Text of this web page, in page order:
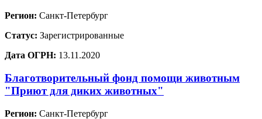
Регион: Санкт-Петербург
Статус: Зарегистрированные
Дата ОГРН: 13.11.2020
Благотворительный фонд помощи животным
"Приют для диких животных"
Регион: Санкт-Петербург